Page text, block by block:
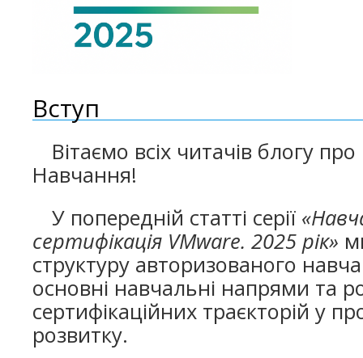
Вступ
Вітаємо всіх читачів блогу про
Навчання!
У попередній статті серії
сертифікація VMware. 2025 рік»
структуру авторизованого
основні навчальні напрями та
сертифікаційних траєкторій у
розвитку.